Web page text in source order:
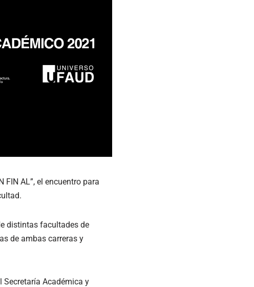
FIN AL”, el encuentro para
distintas facultades de
de ambas carreras y
Secretaría Académica y